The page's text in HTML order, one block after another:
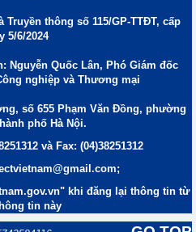
thông số 115/GP-TTĐT, cấp
5/6/2024
Nguyễn Quốc Lân, Phó Giám đốc
nghiệp và Thương mại
số 655 Phạm Văn Đồng, phường
phố Hà Nội.
và Fax: (04)38251312
khi đăng lại thông tin từ
tin này